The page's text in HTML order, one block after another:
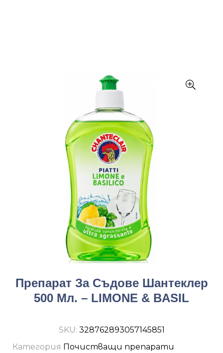
Препарат За Съдове Шантеклер
500 Мл. – LIMONE & BASIL
SKU: 328762893057145851
Категория Почистващи препарати